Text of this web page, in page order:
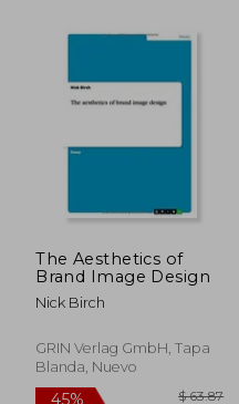
The Aesthetics of
Brand Image Design
Nick Birch
GRIN Verlag GmbH, Tapa
Blanda, Nuevo